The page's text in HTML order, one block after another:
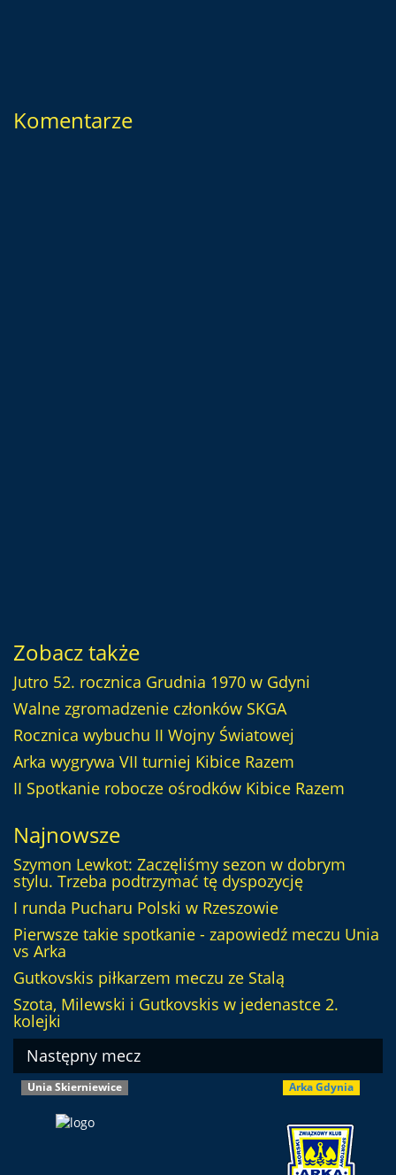
Komentarze
Zobacz także
Jutro 52. rocznica Grudnia 1970 w Gdyni
Walne zgromadzenie członków SKGA
Rocznica wybuchu II Wojny Światowej
Arka wygrywa VII turniej Kibice Razem
II Spotkanie robocze ośrodków Kibice Razem
Najnowsze
Szymon Lewkot: Zaczęliśmy sezon w dobrym
stylu. Trzeba podtrzymać tę dyspozycję
I runda Pucharu Polski w Rzeszowie
Pierwsze takie spotkanie - zapowiedź meczu Unia
vs Arka
Gutkovskis piłkarzem meczu ze Stalą
Szota, Milewski i Gutkovskis w jedenastce 2.
kolejki
Następny mecz
Unia Skierniewice Arka Gdynia